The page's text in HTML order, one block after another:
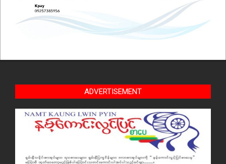
ADVERTISEMENT